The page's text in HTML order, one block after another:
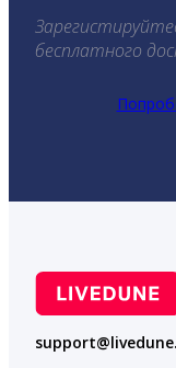
бесплатного